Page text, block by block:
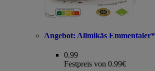
Angebot: Allmikäs Emmentaler*
0.99
Festpreis von 0.99€